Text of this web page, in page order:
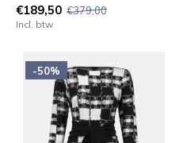
€189,50 €379,00
Incl. btw
-50%